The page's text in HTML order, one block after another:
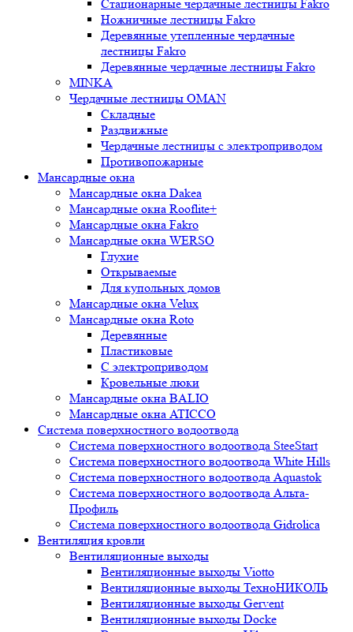
Стационарные чердачные лестницы Fakro
Ножничные лестницы Fakro
Деревянные утепленные чердачные
лестницы Fakro
Деревянные чердачные лестницы Fakro
MINKA
Чердачные лестницы OMAN
Складные
Раздвижные
Чердачные лестницы с электроприводом
Противопожарные
Мансардные окна
Мансардные окна Dakea
Мансардные окна Rooflite+
Мансардные окна Fakro
Мансардные окна WERSO
Глухие
Открываемые
Для купольных домов
Мансардные окна Velux
Мансардные окна Roto
Деревянные
Пластиковые
С электроприводом
Кровельные люки
Мансардные окна BALIO
Мансардные окна ATICCO
Система поверхностного водоотвода
Система поверхностного водоотвода SteeStart
Система поверхностного водоотвода White Hills
Система поверхностного водоотвода Aquastok
Система поверхностного водоотвода Альта-
Профиль
Система поверхностного водоотвода Gidrolica
Вентиляция кровли
Вентиляционные выходы
Вентиляционные выходы Viotto
Вентиляционные выходы ТехноНИКОЛЬ
Вентиляционные выходы Gervent
Вентиляционные выходы Docke